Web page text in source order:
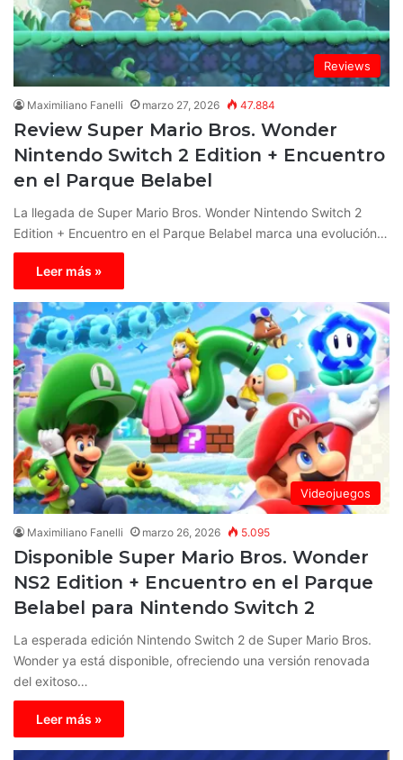
Reviews
Maximiliano Fanelli marzo 27, 2026 47.884
Review Super Mario Bros. Wonder
Nintendo Switch 2 Edition + Encuentro
en el Parque Belabel
La llegada de Super Mario Bros. Wonder Nintendo Switch 2
Edition + Encuentro en el Parque Belabel marca una evolución…
Leer más »
Videojuegos
Maximiliano Fanelli marzo 26, 2026 5.095
Disponible Super Mario Bros. Wonder
NS2 Edition + Encuentro en el Parque
Belabel para Nintendo Switch 2
La esperada edición Nintendo Switch 2 de Super Mario Bros.
Wonder ya está disponible, ofreciendo una versión renovada
del exitoso…
Leer más »